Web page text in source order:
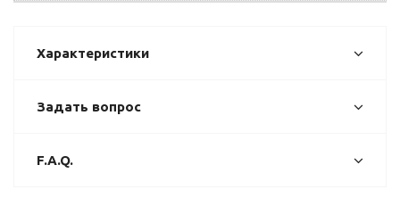
Характеристики
Задать вопрос
F.A.Q.